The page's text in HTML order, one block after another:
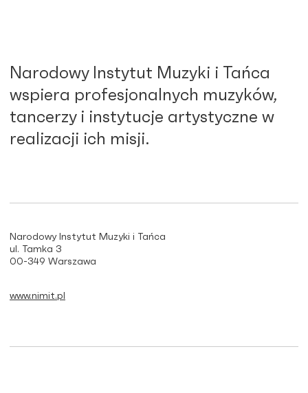
Narodowy Instytut Muzyki i Tańca
wspiera profesjonalnych muzyków,
tancerzy i instytucje artystyczne w
realizacji ich misji.
Narodowy Instytut Muzyki i Tańca
ul. Tamka 3
00-349 Warszawa
www.nimit.pl